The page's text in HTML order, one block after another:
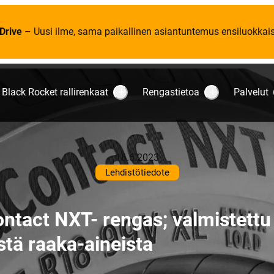
– Uusi ilme, sama paikallinen asiantuntemus
Black Rocket rallirenkaat
S
m
n
u
:
B
l
R
o
c
k
e
Rengastietoa
S
m
e
n
u
:
R
s
t
t
o
Palvelut
16.6.2023
Lehdistötiedote
NXT- rengas;
raaka-aineista